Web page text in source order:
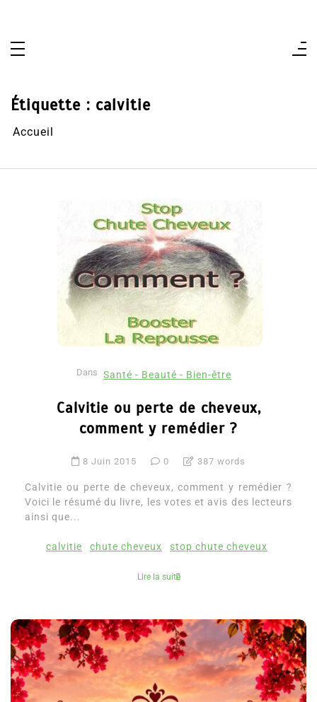
Étiquette : calvitie
Accueil
Dans Santé - Beauté - Bien-être
Calvitie ou perte de cheveux,
comment y remédier ?
8 Juin 2015 0 387 words
Calvitie ou perte de cheveux, comment y remédier ?
Voici le résumé du livre, les votes et avis des lecteurs
ainsi que...
calvitie chute cheveux stop chute cheveux
Lire la suite